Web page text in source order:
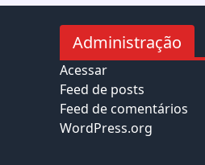
Administração
Acessar
Feed de posts
Feed de comentários
WordPress.org